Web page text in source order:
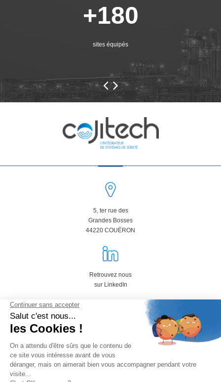
+180
sites équipés
5, ter rue des
Grandes Bosses
44220 COUËRON
Retrouvez nous
sur LinkedIn
Copyright 2018 -